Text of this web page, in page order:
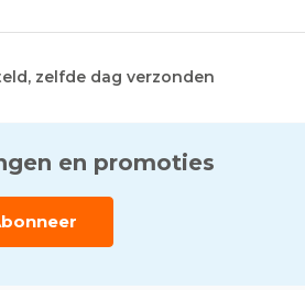
zelfde dag verzonden
en promoties